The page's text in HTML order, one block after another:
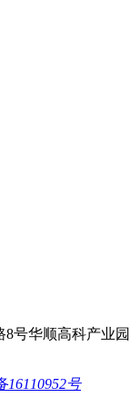
号华顺高科产业
16110952号